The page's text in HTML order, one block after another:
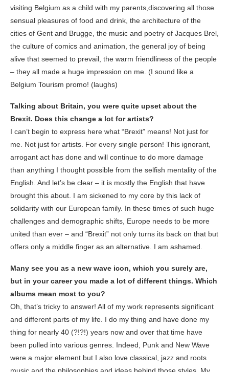
visiting Belgium as a child with my parents,discovering all those
sensual pleasures of food and drink, the architecture of the
cities of Gent and Brugge, the music and poetry of Jacques Brel,
the culture of comics and animation, the general joy of being
alive that seemed to prevail, the warm friendliness of the people
– they all made a huge impression on me. (I sound like a
Belgium Tourism promo! (laughs)
Talking about Britain, you were quite upset about the
Brexit. Does this change a lot for artists?
I can’t begin to express here what “Brexit” means! Not just for
me. Not just for artists. For every single person! This ignorant,
arrogant act has done and will continue to do more damage
than anything I thought possible from the selfish mentality of the
English. And let’s be clear – it is mostly the English that have
brought this about. I am sickened to my core by this lack of
solidarity with our European family. In these times of such huge
challenges and demographic shifts, Europe needs to be more
united than ever – and “Brexit” not only turns its back on that but
offers only a middle finger as an alternative. I am ashamed.
Many see you as a new wave icon, which you surely are,
but in your career you made a lot of different things. Which
albums mean most to you?
Oh, that’s tricky to answer! All of my work represents significant
and different parts of my life. I do my thing and have done my
thing for nearly 40 (?!?!) years now and over that time have
been pulled into various genres. Indeed, Punk and New Wave
were a major element but I also love classical, jazz and roots